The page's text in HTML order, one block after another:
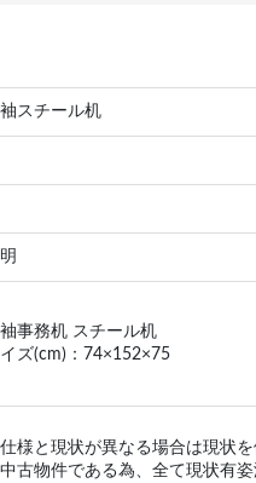
スチール机
事務机 スチール机
ズ(cm)：74×152×75
仕様と現状が異なる場合は現状
中古物件である為、全て現状有